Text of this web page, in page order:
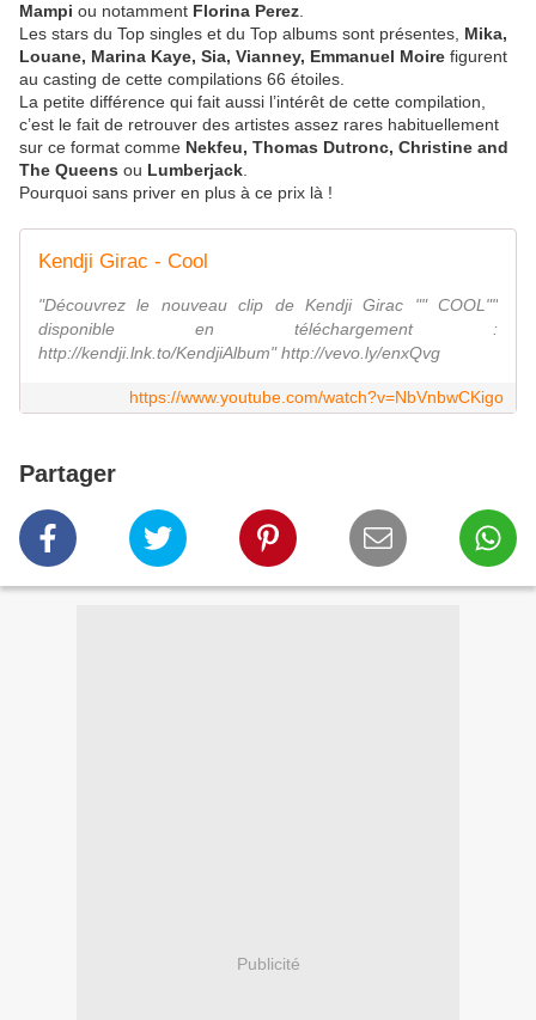
Mampi ou notamment Florina Perez
Les stars du Top singles et du Top albums sont présentes, Mika,
Louane, Marina Kaye, Sia, Vianney, Emmanuel Moire figurent
au casting de cette compilations 66 étoiles.
La petite différence qui fait aussi l’intérêt de cette compilation,
c’est le fait de retrouver des artistes assez rares habituellement
sur ce format comme Nekfeu, Thomas Dutronc, Christine and
The Queens ou Lumberjack
Pourquoi sans priver en plus à ce prix là !
Kendji Girac - Cool
"Découvrez le nouveau clip de Kendji Girac "" COOL""
disponible en téléchargement :
http://kendji.lnk.to/KendjiAlbum" http://vevo.ly/enxQvg
https://www.youtube.com/watch?v=NbVnbwCKigo
Partager
Publicité